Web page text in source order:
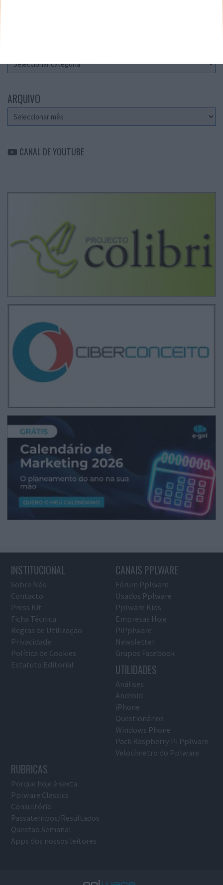
ARQUIVO
Arquivo
CANAL DE YOUTUBE
INSTITUCIONAL
Sobre Nós
Contacto
Press Kit
Ficha Técnica
Regras de Utilização
Privacidade
Política de Cookies
Estatuto Editorial
CANAIS PPLWARE
Fórum Pplware
Usados Pplware
Pplware Kids
Empresas Hoje
PiPplware
Newsletter
Grupos Facebook
UTILIDADES
Análises
Android
iPhone
Questionários
Windows Phone
Pack Raspberry Pi Pplware
Velocímetro do Pplware
RUBRICAS
Porque hoje é sexta
Pplware Classics…
Consultório
Passatempos/Resultados
Questão Semanal
Apps dos nossos leitores